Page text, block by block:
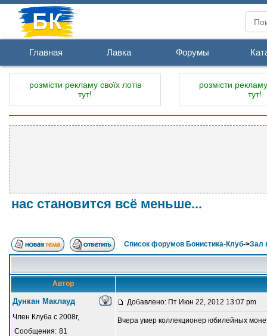
Главная Лавка Форумы
розмісти рекламу своїх лотів
тут!
розмісти
тут!
нас становится всё меньше...
Список форумов Бонистика-Клуб->Зал
Автор
Дункан Маклауд
Член Клуба с 2008г,
Сообщения: 81
Добавлено: Пт Июн 22, 2012 13:07 pm
Вчера умер коллекционер юбилейных